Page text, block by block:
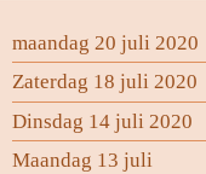
maandag 20 juli 2020
Zaterdag 18 juli 2020
Dinsdag 14 juli 2020
Maandag 13 juli